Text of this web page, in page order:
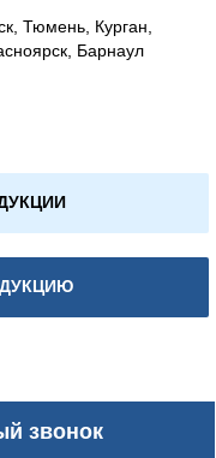
Тюмень, Курган,
Барнаул
звонок